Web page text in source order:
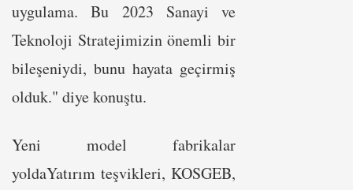
uygulama. Bu 2023 Sanayi ve
Teknoloji Stratejimizin önemli bir
bileşeniydi, bunu hayata geçirmiş
olduk." diye konuştu.
Yeni model fabrikalar
yoldaYatırım teşvikleri, KOSGEB,